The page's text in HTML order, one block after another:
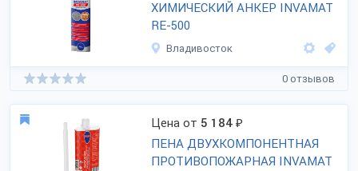
ХИМИЧЕСКИЙ АНКЕР INVAMAT
RE-500
Владивосток
0 отзывов
Цена от 5 184 ₽
ПЕНА ДВУХКОМПОНЕНТНАЯ
ПРОТИВОПОЖАРНАЯ INVAMAT